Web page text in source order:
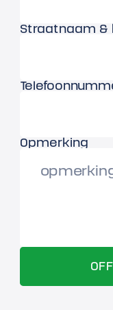
Straatnaam &
Opmerking